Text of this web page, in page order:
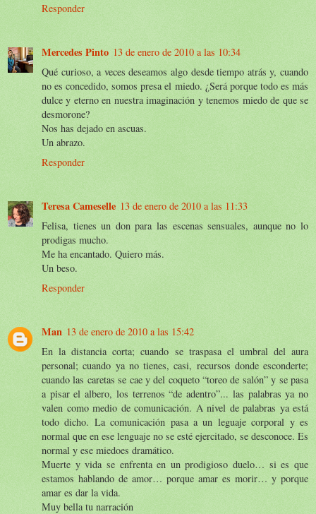
Responder
Mercedes Pinto 13 de enero de 2010 a las 10:34
Qué curioso, a veces deseamos algo desde tiempo atrás y, cuando
no es concedido, somos presa el miedo. ¿Será porque todo es más
dulce y eterno en nuestra imaginación y tenemos miedo de que se
desmorone?
Nos has dejado en ascuas.
Un abrazo.
Responder
Teresa Cameselle 13 de enero de 2010 a las 11:33
Felisa, tienes un don para las escenas sensuales, aunque no lo
prodigas mucho.
Me ha encantado. Quiero más.
Un beso.
Responder
Man 13 de enero de 2010 a las 15:42
En la distancia corta; cuando se traspasa el umbral del aura
personal; cuando ya no tienes, casi, recursos donde esconderte;
cuando las caretas se cae y del coqueto “toreo de salón” y se pasa
a pisar el albero, los terrenos “de adentro”... las palabras ya no
valen como medio de comunicación. A nivel de palabras ya está
todo dicho. La comunicación pasa a un leguaje corporal y es
normal que en ese lenguaje no se esté ejercitado, se desconoce. Es
normal y ese miedoes dramático.
Muerte y vida se enfrenta en un prodigioso duelo… si es que
estamos hablando de amor… porque amar es morir… y porque
amar es dar la vida.
Muy bella tu narración